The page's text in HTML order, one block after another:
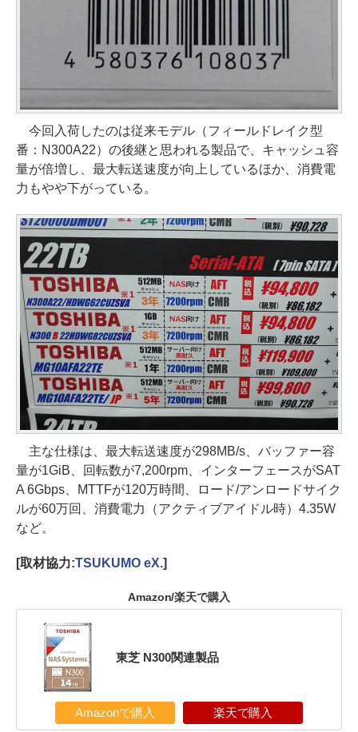
今回入荷したのは従来モデル（フィールドレイク型
番：N300A22）の後継と思われる製品で、キャッシュ容
量が倍増し、最大転送速度が向上しているほか、消費電
力もやや下がっている。
主な仕様は、最大転送速度が298MB/s、バッファー容
量が1GiB、回転数が7,200rpm、インターフェースがSAT
A 6Gbps、MTTFが120万時間、ロード/アンロードサイク
ルが60万回、消費電力（アクティブアイドル時）4.35W
など。
[取材協力:TSUKUMO eX.]
Amazon/楽天で購入
東芝 N300関連製品
Amazonで購入 楽天で購入